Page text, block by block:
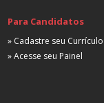
Para Candidatos
» Cadastre seu Currículo
» Acesse seu Painel